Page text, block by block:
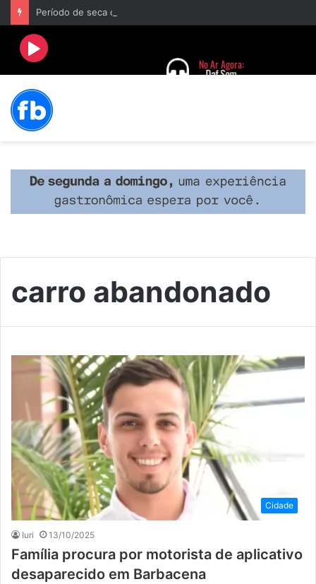
carro abandonado
Cidade
Iuri 13/10/2025
Família procura por motorista de aplicativo
desaparecido em Barbacena